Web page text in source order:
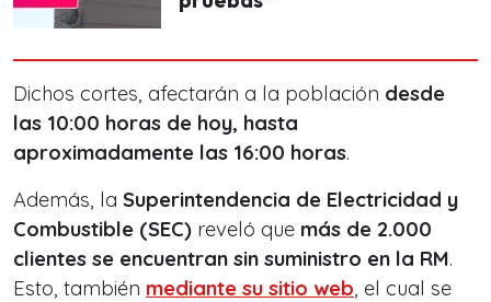
Dichos cortes, afectarán a la población desde
las 10:00 horas de hoy, hasta
aproximadamente las 16:00 horas.
Además, la Superintendencia de Electricidad y
Combustible (SEC) reveló que más de 2.000
clientes se encuentran sin suministro en la RM.
Esto, también mediante su sitio web, el cual se